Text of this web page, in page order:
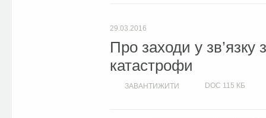
29.03.2016
Про заходи у
катастрофи
ЗАВАНТИЖИТИ DOC 115 КБ